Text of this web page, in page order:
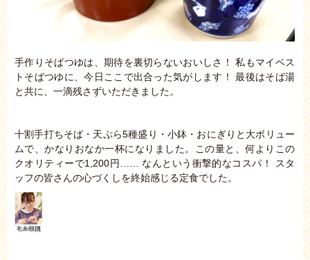
手作りそばつゆは、期待を裏切らないおいしさ！ 私もマイベス
トそばつゆに、今日ここで出合った気がします！ 最後はそば湯
と共に、一滴残さずいただきました。
十割手打ちそば・天ぷら5種盛り・小鉢・おにぎりと大ボリュー
ムで、かなりおなか一杯になりました。この量と、何よりこの
クオリティーで1,200円…… なんという衝撃的なコスパ！ スタ
ッフの皆さんの心づくしを終始感じる定食でした。